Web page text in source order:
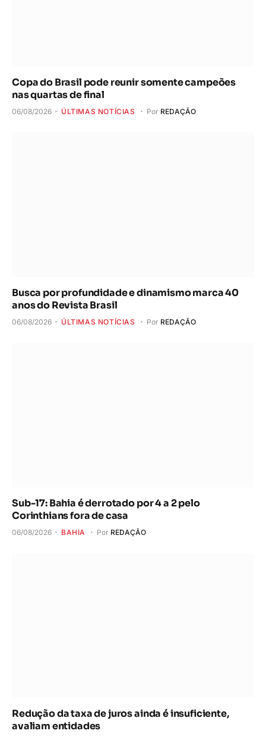
Copa do Brasil pode reunir somente campeões
nas quartas de final
06/08/2026 ÚLTIMAS NOTÍCIAS Por REDAÇÃO
Busca por profundidade e dinamismo marca 40
anos do Revista Brasil
06/08/2026 ÚLTIMAS NOTÍCIAS Por REDAÇÃO
Sub-17: Bahia é derrotado por 4 a 2 pelo
Corinthians fora de casa
06/08/2026 BAHIA Por REDAÇÃO
Redução da taxa de juros ainda é insuficiente,
avaliam entidades